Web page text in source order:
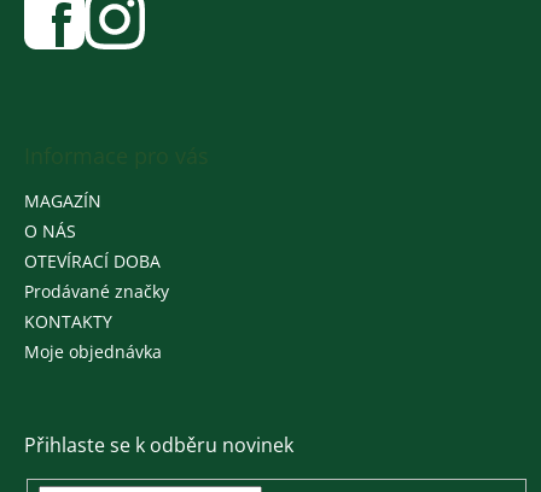
MAGAZÍN
O NÁS
OTEVÍRACÍ DOBA
Prodávané značky
KONTAKTY
Moje objednávka
Přihlaste se k odběru novinek